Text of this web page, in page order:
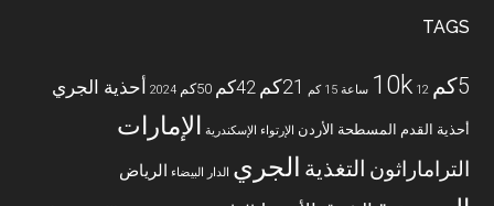
TAGS
5كم 10k 12 ساعة 15 كم 21كم 42كم 50كم 2024 أحذية الجري
أحذية القدم المسطحة الأردن الإرتواء الإسكندرية الإمارات
التراماراثون التغذية الجري الدار البيضاء الرياض